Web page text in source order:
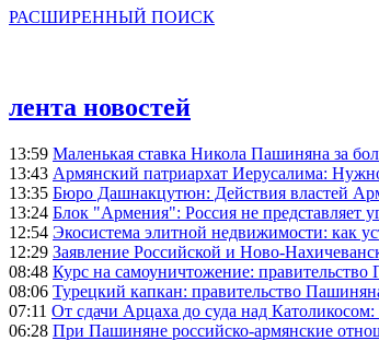
РАСШИРЕННЫЙ ПОИСК
лента новостей
13:59 Маленькая ставка Никола Пашиняна за
13:43 Армянский патриархат Иерусалима:
13:35 Бюро Дашнакцутюн: Действия властей
13:24 Блок "Армения": Россия не представляет
12:54 Экосистема элитной недвижимости: как
12:29 Заявление Российской и Ново-
08:48 Курс на самоуничтожение:
08:06 Турецкий капкан: правительство
07:11 От сдачи Арцаха до суда над
06:28 При Пашиняне российско-армянские